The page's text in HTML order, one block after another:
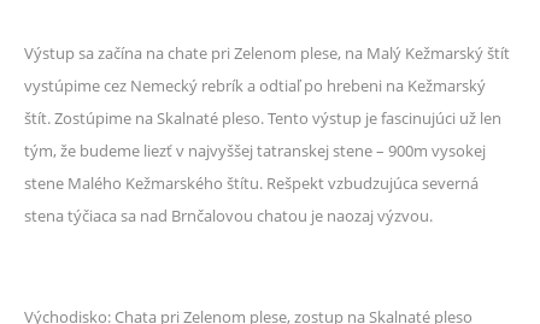
Výstup sa začína na chate pri Zelenom plese, na Malý Kežmarský štít
vystúpime cez Nemecký rebrík a odtiaľ po hrebeni na Kežmarský
štít. Zostúpime na Skalnaté pleso. Tento výstup je fascinujúci už len
tým, že budeme liezť v najvyššej tatranskej stene – 900m vysokej
stene Malého Kežmarského štítu. Rešpekt vzbudzujúca severná
stena týčiaca sa nad Brnčalovou chatou je naozaj výzvou.
Východisko: Chata pri Zelenom plese, zostup na Skalnaté pleso